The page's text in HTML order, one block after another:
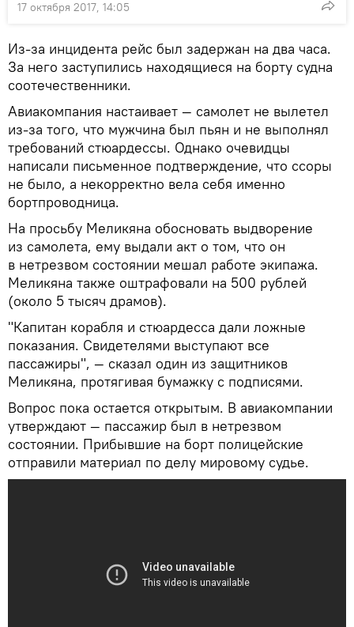
17 октября 2017, 14:05
Из-за инцидента рейс был задержан на два часа.
За него заступились находящиеся на борту судна
соотечественники.
Авиакомпания настаивает — самолет не вылетел
из-за того, что мужчина был пьян и не выполнял
требований стюардессы. Однако очевидцы
написали письменное подтверждение, что ссоры
не было, а некорректно вела себя именно
бортпроводница.
На просьбу Меликяна обосновать выдворение
из самолета, ему выдали акт о том, что он
в нетрезвом состоянии мешал работе экипажа.
Меликяна также оштрафовали на 500 рублей
(около 5 тысяч драмов).
"Капитан корабля и стюардесса дали ложные
показания. Свидетелями выступают все
пассажиры", — сказал один из защитников
Меликяна, протягивая бумажку с подписями.
Вопрос пока остается открытым. В авиакомпании
утверждают — пассажир был в нетрезвом
состоянии. Прибывшие на борт полицейские
отправили материал по делу мировому судье.